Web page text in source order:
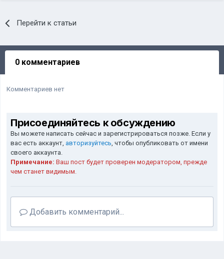
Перейти к статьи
0 комментариев
Комментариев нет
Присоединяйтесь к обсуждению
Вы можете написать сейчас и зарегистрироваться позже. Если у
вас есть аккаунт, авторизуйтесь, чтобы опубликовать от имени
своего аккаунта.
Примечание: Ваш пост будет проверен модератором, прежде
чем станет видимым.
Добавить комментарий...